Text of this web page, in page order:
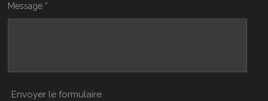
Message *
Envoyer le formulaire